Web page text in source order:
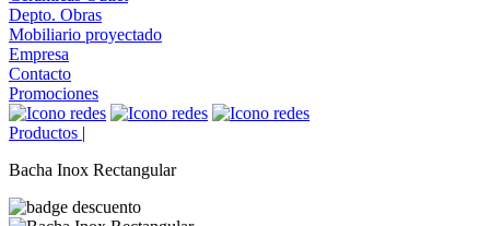
Depto. Obras
Mobiliario proyectado
Empresa
Contacto
Promociones
Productos |
Bacha Inox Rectangular